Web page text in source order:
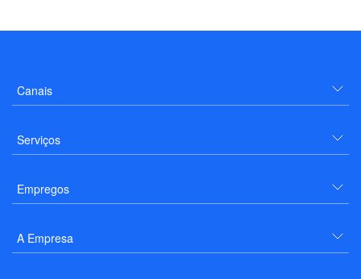
Canais
Serviços
Empregos
A Empresa